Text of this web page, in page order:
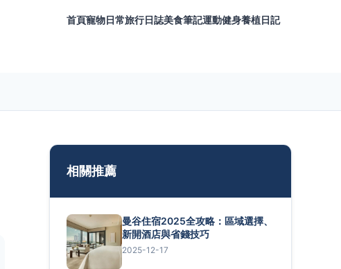
首頁寵物日常旅行日誌美食筆記運動健身養植日記
相關推薦
曼谷住宿2025全攻略：區域選擇、
新開酒店與省錢技巧
2025-12-17